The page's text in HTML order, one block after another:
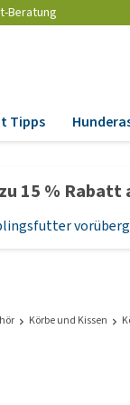
Beratung
Trockenfutter
Nassfutter
Leckerlis
Tipps
15 %
Körbe und Kissen